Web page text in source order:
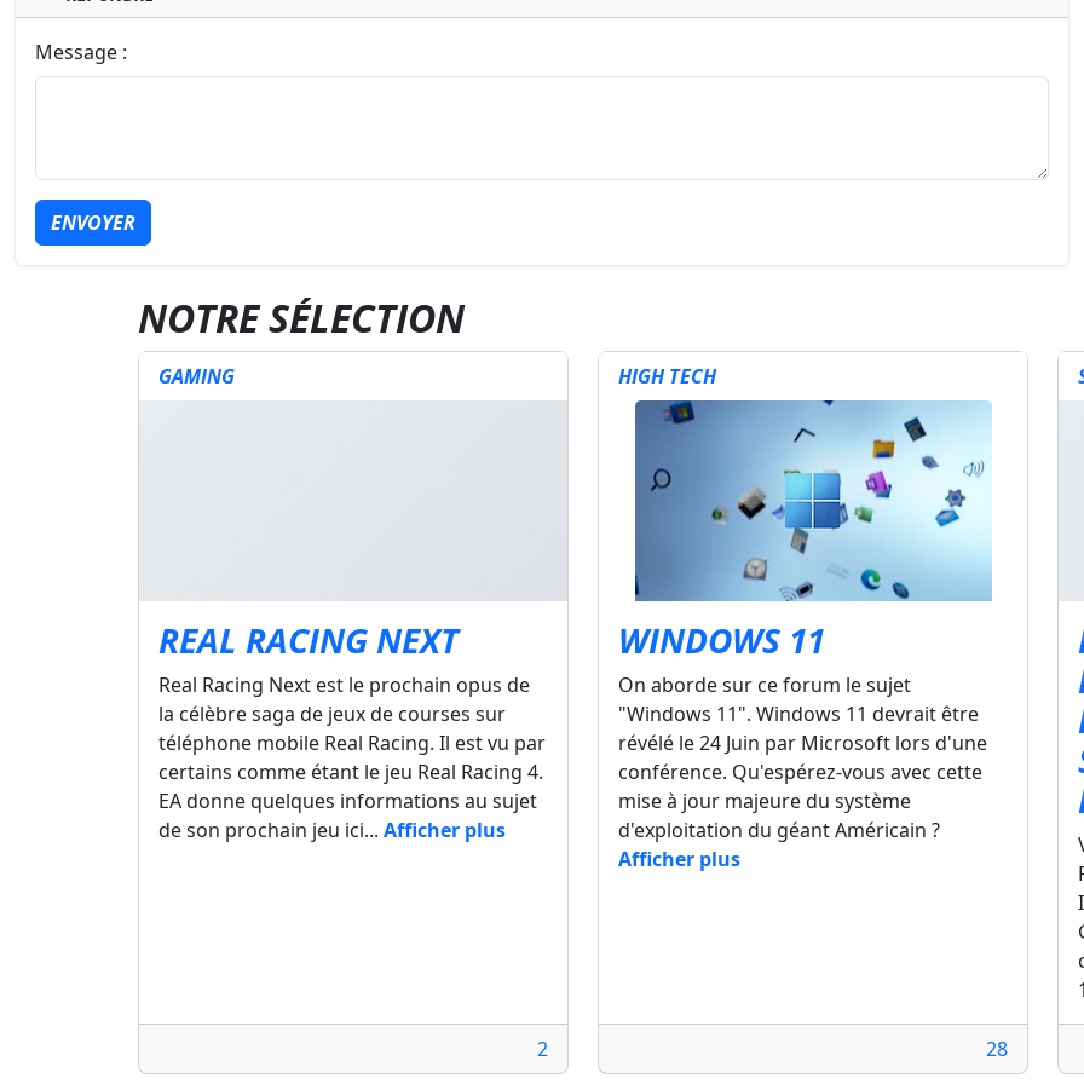
Message :
ENVOYER
NOTRE SÉLECTION
GAMING
REAL RACING NEXT
Real Racing Next est le prochain opus de
la célèbre saga de jeux de courses sur
téléphone mobile Real Racing. Il est vu par
certains comme étant le jeu Real Racing 4.
EA donne quelques informations au sujet
de son prochain jeu ici... Afficher plus
2
HIGH TECH
WINDOWS 11
On aborde sur ce forum le sujet
"Windows 11". Windows 11 devrait être
révélé le 24 Juin par Microsoft lors d'une
conférence. Qu'espérez-vous avec cette
mise à jour majeure du système
d'exploitation du géant Américain ?
Afficher plus
28